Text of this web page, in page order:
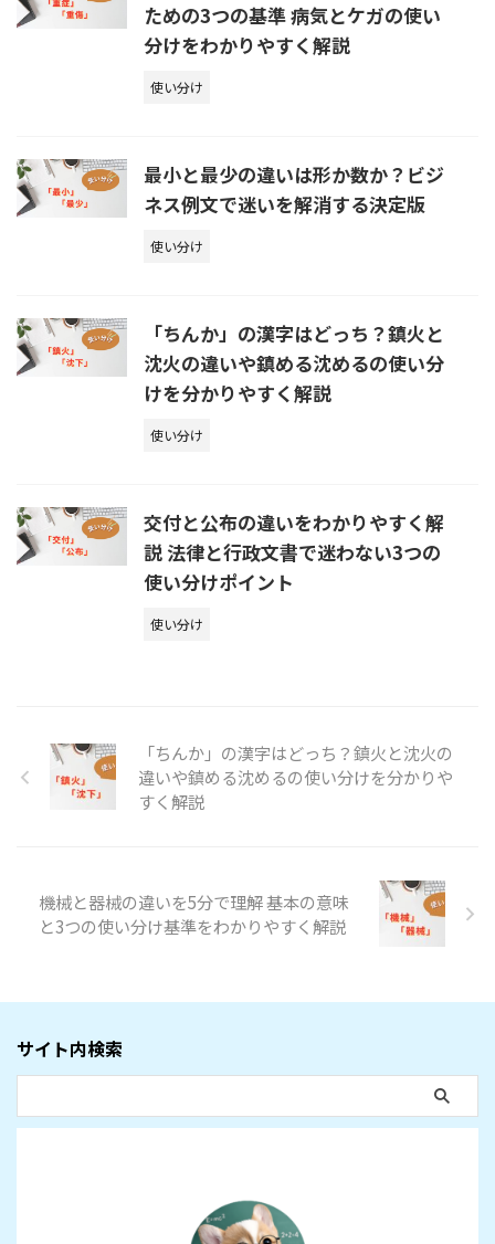
ための3つの基準 病気とケガの使い
分けをわかりやすく解説
使い分け
最小と最少の違いは形か数か？ビジ
ネス例文で迷いを解消する決定版
使い分け
「ちんか」の漢字はどっち？鎮火と
沈火の違いや鎮める沈めるの使い分
けを分かりやすく解説
使い分け
交付と公布の違いをわかりやすく解
説 法律と行政文書で迷わない3つの
使い分けポイント
使い分け
「ちんか」の漢字はどっち？鎮火と沈火の
違いや鎮める沈めるの使い分けを分かりや
すく解説
機械と器械の違いを5分で理解 基本の意味
と3つの使い分け基準をわかりやすく解説
サイト内検索